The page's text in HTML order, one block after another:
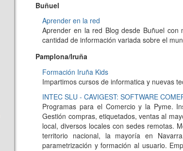
Buñuel
Aprender en la red
Aprender en la red Blog desde Buñuel
cantidad de información variada sobre el
Pamplona/Iruña
Formación Iruña Kids
Impartimos cursos de informatica y nuevas
INTEC SLU - CAVIGEST: SOFTWARE
Programas para el Comercio y la Pyme.
Gestión compras, etiquetados, ventas al
local, diversos locales con sedes remotas.
territorio nacional, la mayoría en
parametrización y formación al usuario.